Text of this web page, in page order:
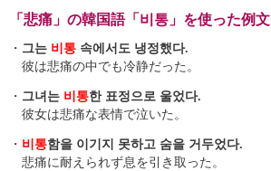
「悲痛」の韓国語「비통」を使った例文
・ 그는 비통 속에서도 냉정했다.
彼は悲痛の中でも冷静だった。
・ 그녀는 비통한 표정으로 울었다.
彼女は悲痛な表情で泣いた。
・ 비통함을 이기지 못하고 숨을 거두었다.
悲痛に耐えられず息を引き取った。